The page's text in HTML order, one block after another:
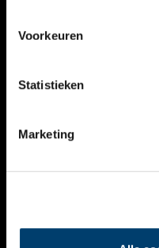
Voorkeuren
Statistieken
Marketing
KALENDER
THEMA’S
VIDEO’S
CONTACT